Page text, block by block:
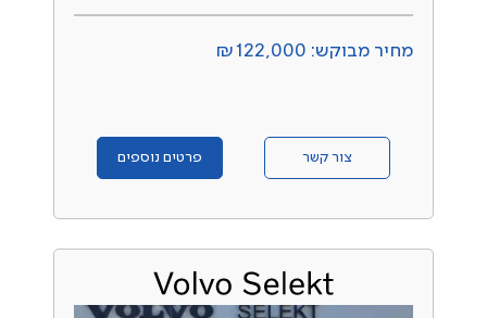
מחיר מבוקש: ₪122,000
צור קשר פרטים נוספים